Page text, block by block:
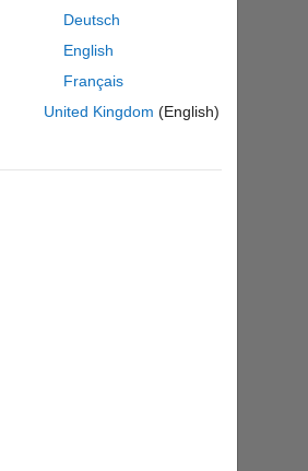
Deutsch
English
Français
United Kingdom (English)